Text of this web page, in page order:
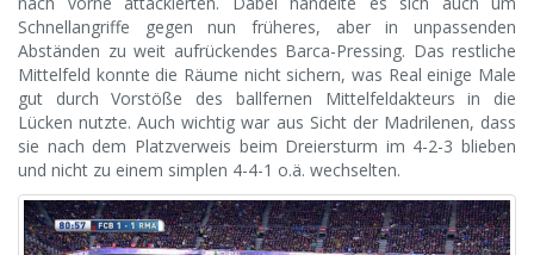
Schnellangriffe gegen nun früheres, aber in unpassenden
Abständen zu weit aufrückendes Barca-Pressing. Das restliche
Mittelfeld konnte die Räume nicht sichern, was Real einige Male
gut durch Vorstöße des ballfernen Mittelfeldakteurs in die
Lücken nutzte. Auch wichtig war aus Sicht der Madrilenen, dass
sie nach dem Platzverweis beim Dreiersturm im 4-2-3 blieben
und nicht zu einem simplen 4-4-1 o.ä. wechselten.